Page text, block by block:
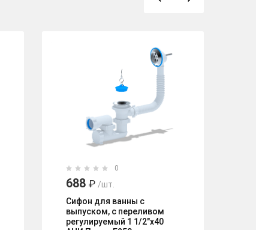
0
688 ₽ /шт.
Сифон для ванны с
выпуском, с переливом
регулируемый 1 1/2"х40